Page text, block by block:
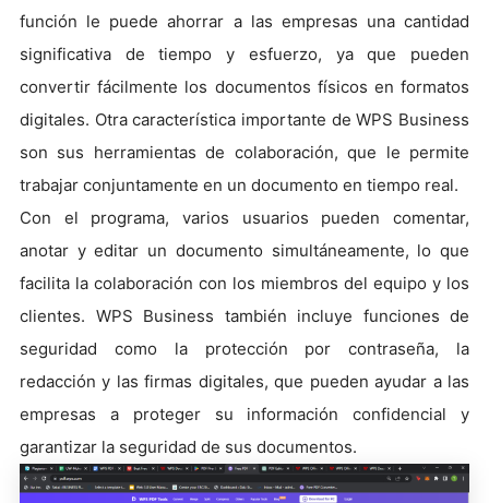
función le puede ahorrar a las empresas una cantidad
significativa de tiempo y esfuerzo, ya que pueden
convertir fácilmente los documentos físicos en formatos
digitales. Otra característica importante de WPS Business
son sus herramientas de colaboración, que le permite
trabajar conjuntamente en un documento en tiempo real.
Con el programa, varios usuarios pueden comentar,
anotar y editar un documento simultáneamente, lo que
facilita la colaboración con los miembros del equipo y los
clientes. WPS Business también incluye funciones de
seguridad como la protección por contraseña, la
redacción y las firmas digitales, que pueden ayudar a las
empresas a proteger su información confidencial y
garantizar la seguridad de sus documentos.